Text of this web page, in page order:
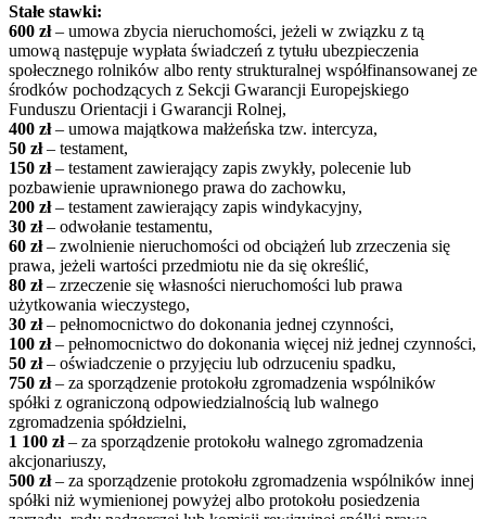
Stałe stawki:
600 zł– umowa zbycia nieruchomości, jeżeli w związku z tą
umową następuje wypłata świadczeń z tytułu ubezpieczenia
społecznego rolników albo renty strukturalnej współfinansowanej ze
środków pochodzących z Sekcji Gwarancji Europejskiego
Funduszu Orientacji i Gwarancji Rolnej,
400 zł– umowa majątkowa małżeńska tzw. intercyza,
50 zł– testament,
150 zł– testament zawierający zapis zwykły, polecenie lub
pozbawienie uprawnionego prawa do zachowku,
200 zł– testament zawierający zapis windykacyjny,
30 zł– odwołanie testamentu,
60 zł– zwolnienie nieruchomości od obciążeń lub zrzeczenia się
prawa, jeżeli wartości przedmiotu nie da się określić,
80 zł– zrzeczenie się własności nieruchomości lub prawa
użytkowania wieczystego,
30 zł– pełnomocnictwo do dokonania jednej czynności,
100 zł– pełnomocnictwo do dokonania więcej niż jednej czynności,
50 zł– oświadczenie o przyjęciu lub odrzuceniu spadku,
750 zł– za sporządzenie protokołu zgromadzenia wspólników
spółki z ograniczoną odpowiedzialnością lub walnego
zgromadzenia spółdzielni,
1 100 zł– za sporządzenie protokołu walnego zgromadzenia
akcjonariuszy,
500 zł– za sporządzenie protokołu zgromadzenia wspólników innej
spółki niż wymienionej powyżej albo protokołu posiedzenia